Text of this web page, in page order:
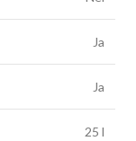
Ja
Ja
25 l